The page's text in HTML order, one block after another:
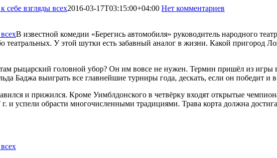
себе взгляды всех2016-03-17T03:15:00+04:00 Нет комментариев
В известной комедии «Берегись автомобиля» руководитель народного
театральных. У этой шутки есть забавный аналог в жизни. Какой пригород
рыцарский головной убор? Он им вовсе не нужен. Термин пришёл из
Баджа выиграть все главнейшие турниры года, дескать, если он победит
и прижился. Кроме Уимблдонского в четвёрку входят открытые
и успели обрасти многочисленными традициями. Трава корта должна